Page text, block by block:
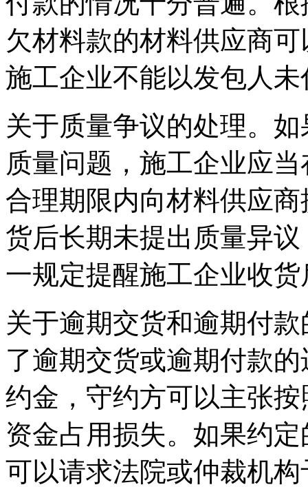
欠材料款的材料供应商
施工企业不能以发包人
关于质量争议的处理。
质量问题，施工企业应
合理期限内向材料供应
货后长期未提出质量异
一规定提醒施工企业收
关于逾期交货和逾期付
了逾期交货或逾期付款
约金，守约方可以主张
资金占用损失。如果约
可以请求法院或仲裁机